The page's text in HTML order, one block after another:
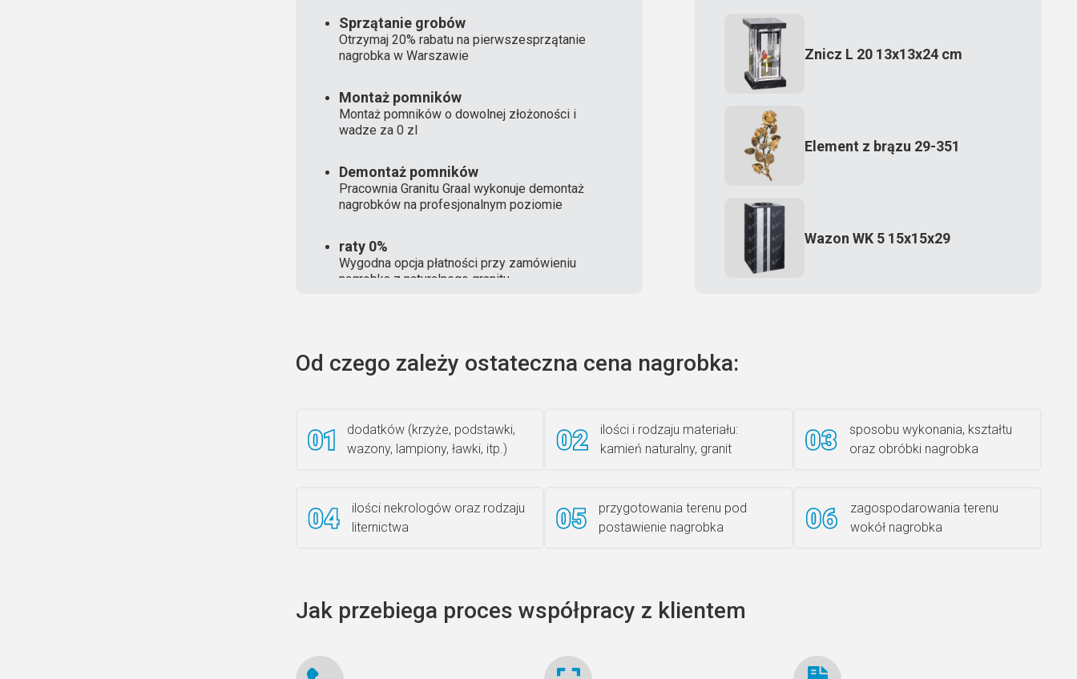
Sprzątanie grobów
Otrzymaj 20% rabatu na pierwszesprzątanie
nagrobka w Warszawie
Montaż pomników
Montaż pomników o dowolnej złożoności i
wadze za 0 zl
Demontaż pomników
Pracownia Granitu Graal wykonuje demontaż
nagrobków na profesjonalnym poziomie
raty 0%
Wygodna opcja płatności przy zamówieniu
nagrobka z naturalnego granitu
Znicz L 20 13x13x24 cm
Element z brązu 29-351
Wazon WK 5 15x15x29
Rzeźba ANZK-60-BR-L
Od czego zależy ostateczna cena nagrobka:
dodatków (krzyże, podstawki,
wazony, lampiony, ławki, itp.)
ilości i rodzaju materiału:
kamień naturalny, granit
sposobu wykonania, kształtu
oraz obróbki nagrobka
ilości nekrologów oraz rodzaju
liternictwa
przygotowania terenu pod
postawienie nagrobka
zagospodarowania terenu
wokół nagrobka
Jak przebiega proces współpracy z klientem